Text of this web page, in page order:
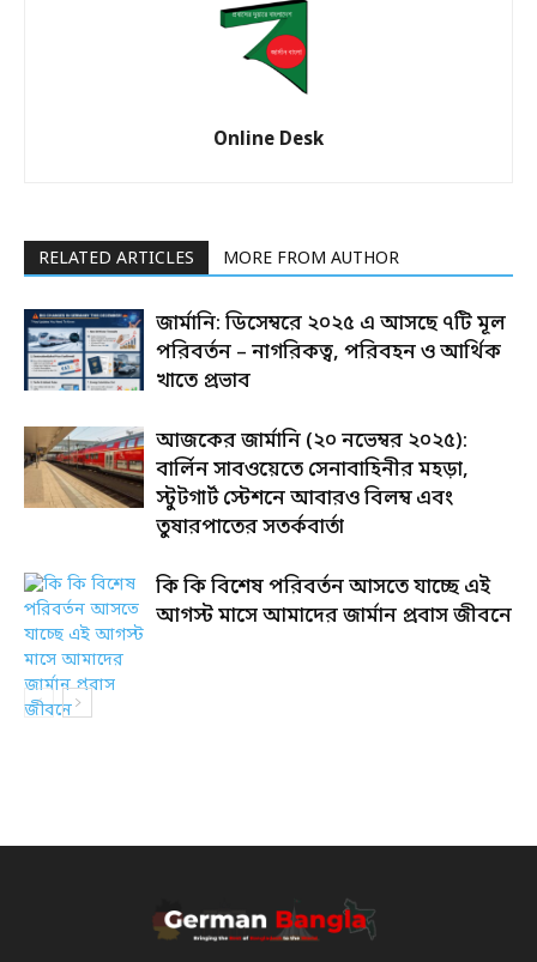
Online Desk
RELATED ARTICLES MORE FROM AUTHOR
জার্মানি: ডিসেম্বরে ২০২৫ এ আসছে ৭টি মূল
পরিবর্তন – নাগরিকত্ব, পরিবহন ও আর্থিক
খাতে প্রভাব
আজকের জার্মানি (২০ নভেম্বর ২০২৫):
বার্লিন সাবওয়েতে সেনাবাহিনীর মহড়া,
স্টুটগার্ট স্টেশনে আবারও বিলম্ব এবং
তুষারপাতের সতর্কবার্তা
কি কি বিশেষ পরিবর্তন আসতে যাচ্ছে এই
আগস্ট মাসে আমাদের জার্মান প্রবাস জীবনে